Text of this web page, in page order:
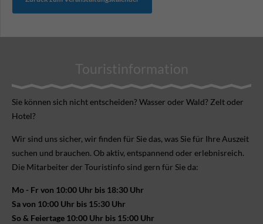
Touristinformation
Sie können sich nicht ent­scheiden? Wasser oder Wald? Zelt oder
Hotel?
Wir sind uns sicher, wir finden für Sie das, was Sie für Ihre Aus­zeit
suchen und brauchen. Ob aktiv, ent­spannend oder erlebnis­reich.
Die Mitarbeiter der Touristinfo sind gern für Sie da:
Mo - Fr von 10:00 Uhr bis 18:30 Uhr
Sa von 10:00 Uhr bis 15:30 Uhr
So & Feiertage 10:00 Uhr bis 15:00 Uhr